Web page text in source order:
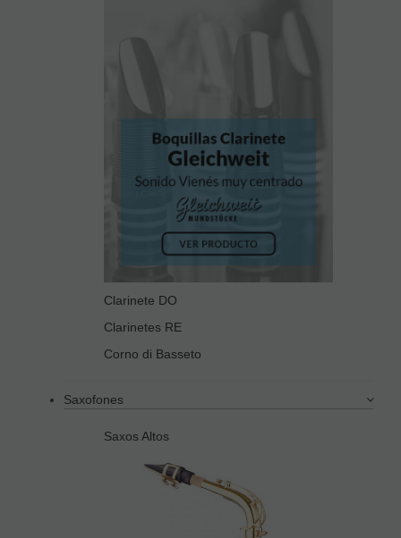
Clarinete DO
Clarinetes RE
Corno di Basseto
Saxofones
Saxos Altos